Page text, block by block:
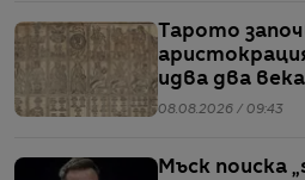
Тарото
идва два
08.08.2026 / 09:43
Мъск поиска